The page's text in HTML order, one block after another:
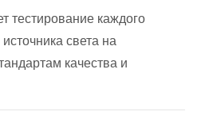
тестирование каждого
света на
качества и